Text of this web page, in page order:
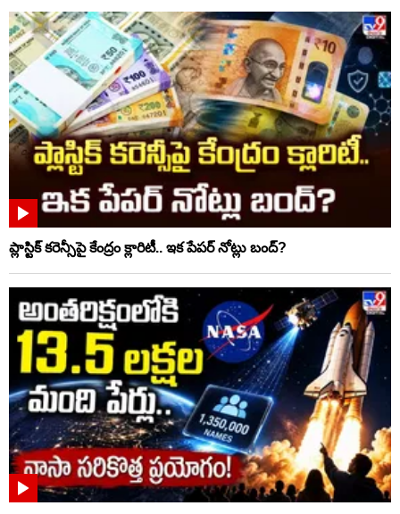
ప్లాస్టిక్‌ కరెన్సీపై కేంద్రం క్లారిటీ.. ఇక పేపర్‌ నోట్లు బంద్‌?